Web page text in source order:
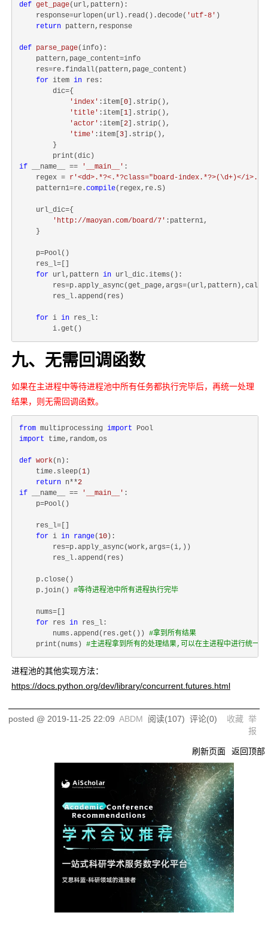
def get_page( url,pattern ):
    response=urlopen(url).read().decode(
'utf-8' )
return pattern,response
def parse_page( info ):
    pattern,page_content=info
    res=re.findall(pattern,page_content)
for item in res:
        dic={
'index' :item[ 0 ].strip(),
'title' :item[ 1 ].strip(),
'actor' :item[ 2 ].strip(),
'time' :item[ 3 ].strip(),
        }
if __name__ == '__main__' :
    regex =
r'<dd>.*?<.*?class="board-index.*?>(\d+)</
    pattern1=re.
compile(regex,re.S)
    url_dic={
'http://maoyan.com/board/7' :pattern1,
    }
    p=Pool()
    res_l=[]
for url,pattern in url_dic.items():
        res_l.append(res)
for i in res_l:
九、无需回调函数
如果在主进程中等待进程池中所有任务都执行完毕后，再统一处理
结果，则无需回调函数。
from multiprocessing import
import time,random,os
def work( n ):
    time.sleep(
1 )
return n**2
if __name__ == '__main__' :
    p=Pool()
    res_l=[]
for i in range(10 ):
        res=p.apply_async(work,args=(i,))
        res_l.append(res)
    p.close()
    p.join()
#等待进程池中所有进程执行完毕
    nums=[]
for res in res_l:
        nums.append(res.get())
#拿到所有结果
    print(nums)
#主进程拿到所有的处理结果,可以在主进程中进行统一
进程池的其他实现方法：
https://docs.python.org/dev/library/concurrent.futures.html
posted @ 2019-11-25 22:09 ABDM 阅读(107) 评论(0) 收藏 举
报
刷新页面 返回顶部